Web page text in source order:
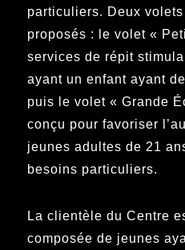
particuliers. Deux
proposés : le volet «
services de répit
ayant un enfant ayant
puis le volet « Grande
conçu pour favoriser
jeunes adultes de 21
besoins particuliers.
La clientèle du Centre
composée de jeunes